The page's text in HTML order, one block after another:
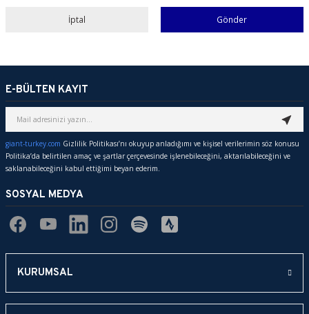
İptal Gönder
E-BÜLTEN KAYIT
giant-turkey.com Gizlilik Politikası’nı okuyup anladığımı ve kişisel verilerimin söz konusu
Politika’da belirtilen amaç ve şartlar çerçevesinde işlenebileceğini, aktarılabileceğini ve
saklanabileceğini kabul ettiğimi beyan ederim.
SOSYAL MEDYA
KURUMSAL